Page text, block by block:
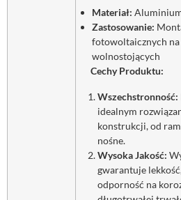
Materiał:
Zastosowanie:
fotowoltaicznych
wolnostojących
Cechy Produktu:
Wszechstronność:
idealnym
konstrukcji, od
nośne.
Wysoka Jakość:
gwarantuje
odporność na